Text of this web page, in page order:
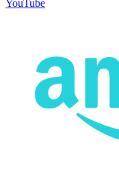
YouTube